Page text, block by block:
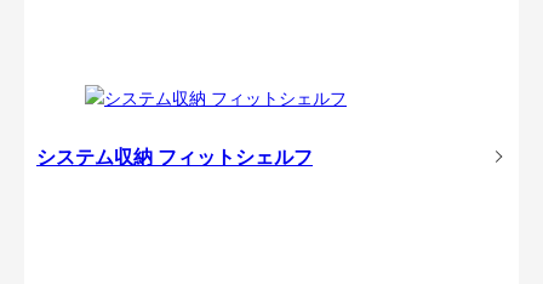
システム収納 フィットシェルフ